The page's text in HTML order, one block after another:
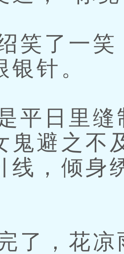
了一笑
银针。
日里缝
鬼避之不
线，倾身
，花凉